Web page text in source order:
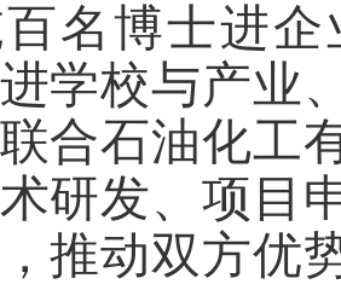
名博士进
学校与产业
合石油化工
研发、项目
推动双方优